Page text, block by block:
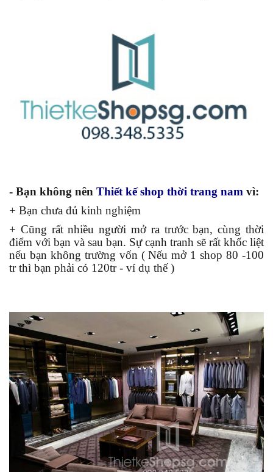
- Bạn không nên Thiết kế shop thời trang nam vì:
+ Bạn chưa đủ kinh nghiệm
+ Cũng rất nhiều người mở ra trước bạn, cùng thời
điểm với bạn và sau bạn. Sự cạnh tranh sẽ rất khốc liệt
nếu bạn không trường vốn ( Nếu mở 1 shop 80 -100
tr thì bạn phải có 120tr - ví dụ thế )